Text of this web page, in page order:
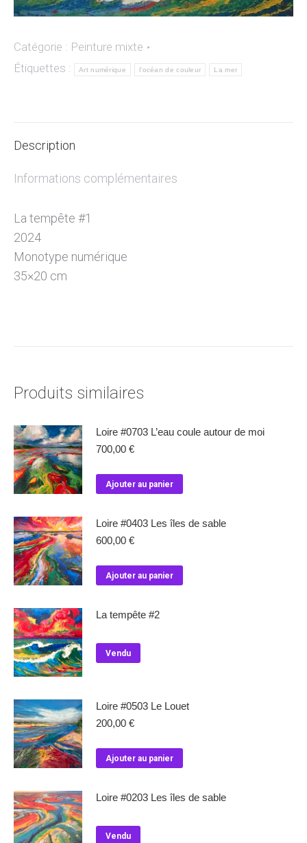
Catégorie : Peinture mixte
Étiquettes :
Art numérique l'océan de couleur La mer
Description
Informations complémentaires
La tempête #1
2024
Monotype numérique
35×20 cm
Produits similaires
Loire #0703 L’eau coule autour de moi
700,00 €
Ajouter au panier
Loire #0403 Les îles de sable
600,00 €
Ajouter au panier
La tempête #2
Vendu
Loire #0503 Le Louet
200,00 €
Ajouter au panier
Loire #0203 Les îles de sable
Vendu